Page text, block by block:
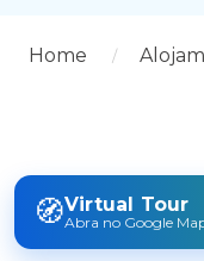
Home
🧭Virtual Tour
Abra no Google